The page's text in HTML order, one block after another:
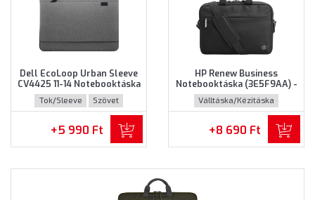
Dell EcoLoop Urban Sleeve
CV4425 11-14 Notebooktáska
(460-BDWQ) - Maximum 14"
méretű notebookokhoz,
Szürke színben
Tok/Sleeve Szövet
+5 990 Ft
HP Renew Business
Notebooktáska (3E5F9AA) -
Maximum 14.0" méretű
notebookokhoz - Fekete
színben
Válltáska/Kézitáska
Újrahasznosított műanyag
+8 690 Ft